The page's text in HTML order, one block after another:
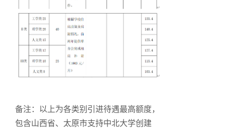
备注：以上为各类别引进待遇最高额度，
包含山西省、太原市支持中北大学创建